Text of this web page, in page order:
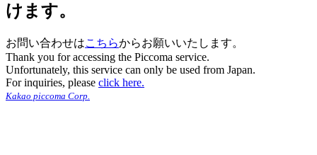
けます。
お問い合わせはこちらからお願いいたします。
Thank you for accessing the Piccoma service.
Unfortunately, this service can only be used from Japan.
For inquiries, please click here.
Kakao piccoma Corp.